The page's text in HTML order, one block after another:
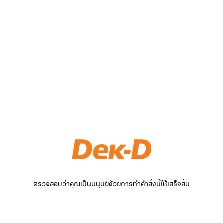
ตรวจสอบว่าคุณเป็นมนุษย์ด้วยการทำคำสั่งนี้ให้เสร็จสิ้น